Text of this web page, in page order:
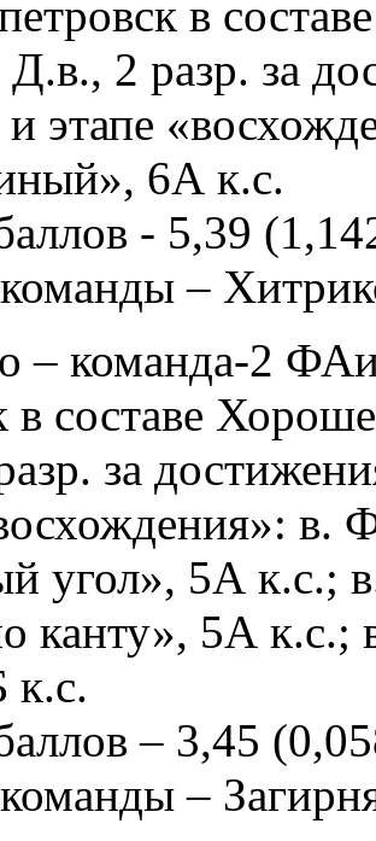
в
2 разр. за
и этапе
6А к.с.
- 5,39
–
– команда-2
в составе
за
в.
угол», 5А к.с.;
канту», 5А к.с.;
к.с.
– 3,45
–